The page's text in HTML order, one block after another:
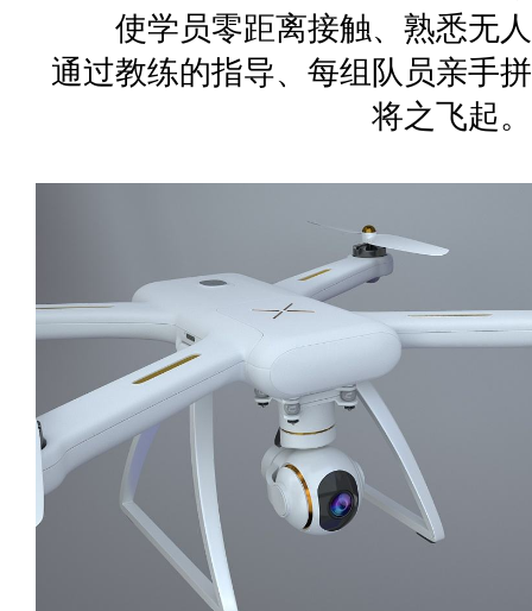
使学员零距离接触、熟悉无
通过教练的指导、每组队员亲手
将之飞起。